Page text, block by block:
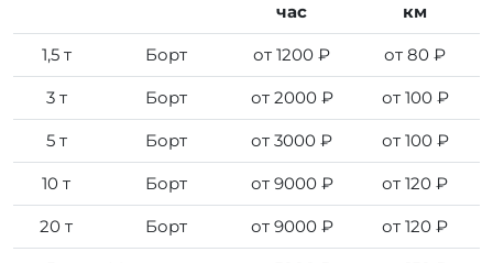
час
км
1,5 т Борт от 1200 ₽ от 80 ₽
3 т Борт от 2000 ₽ от 100 ₽
5 т Борт от 3000 ₽ от 100 ₽
10 т Борт от 9000 ₽ от 120 ₽
20 т Борт от 9000 ₽ от 120 ₽